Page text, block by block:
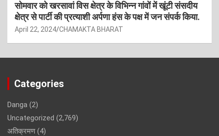
सोमवार को खरसावां विस क्षेत्र के विभिन्न गांवों में खूंटी संसदीय
क्षेत्र से पार्टी की प्रत्याशी अर्पणा हंस के पक्ष में जन संपर्क किया.
April 22, 2024 CHAMAKTA BHARAT
Categories
Danga (2)
Uncategorized (2,769)
अतिक्रमण(4)